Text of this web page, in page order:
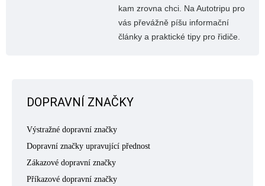
kam zrovna chci. Na Autotripu pro
vás převážně píšu informační
články a praktické tipy pro řidiče.
DOPRAVNÍ ZNAČKY
Výstražné dopravní značky
Dopravní značky upravující přednost
Zákazové dopravní značky
Příkazové dopravní značky